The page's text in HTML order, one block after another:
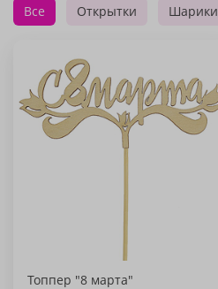
Все Открытки Шарики
Топпер "8 марта"